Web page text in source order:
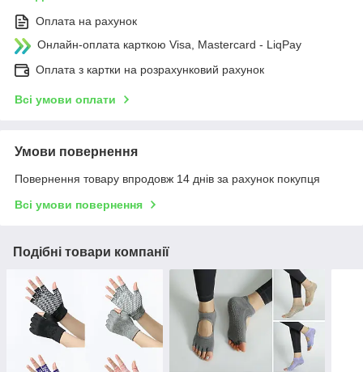
Оплата на рахунок
Онлайн-оплата карткою Visa, Mastercard - LiqPay
Оплата з картки на розрахунковий рахунок
Всі умови оплати
Умови повернення
Повернення товару впродовж 14 днів за рахунок покупця
Всі умови повернення
Подібні товари компанії